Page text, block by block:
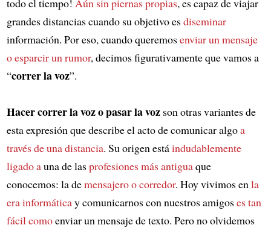
grandes distancias cuando su objetivo esdiseminar
información. Por eso, cuando queremosenviar un mensaje
o esparcir un rumor, decimos figurativamente que vamos a
“correr la voz”.
Hacer correr la voz o pasar la vozson otras variantes de
esta expresión que describe el acto de comunicar algoa
través de una distancia. Su origen estáindudablemente
ligado auna de lasprofesiones más antiguaque
conocemos: la demensajero o corredor. Hoy vivimos en la
era informáticay comunicarnos con nuestros amigoses tan
fácil comoenviar un mensaje de texto. Pero no olvidemos